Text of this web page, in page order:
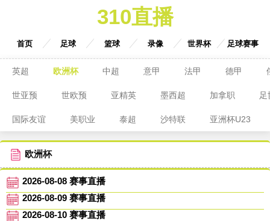
310直播
首页 足球 篮球 录像 世界杯 足球赛事
英超 欧洲杯 中超 意甲 法甲 德甲
世亚预 世欧预 亚精英 墨西超 加拿职 足
国际友谊 美职业 泰超 沙特联 亚洲杯U23
欧洲杯
2026-08-08 赛事直播
2026-08-09 赛事直播
2026-08-10 赛事直播